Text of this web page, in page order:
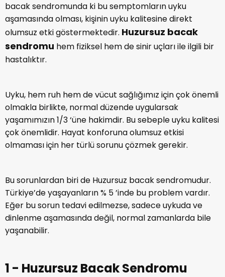
bacak sendromunda ki bu semptomların uyku
aşamasında olması, kişinin uyku kalitesine direkt
olumsuz etki göstermektedir. Huzursuz bacak
sendromu hem fiziksel hem de sinir uçları ile ilgili bir
hastalıktır.
Uyku, hem ruh hem de vücut sağlığımız için çok önemli
olmakla birlikte, normal düzende uygularsak
yaşamımızın 1/3 ‘üne hakimdir. Bu sebeple uyku kalitesi
çok önemlidir. Hayat konforuna olumsuz etkisi
olmaması için her türlü sorunu çözmek gerekir.
Bu sorunlardan biri de Huzursuz bacak sendromudur.
Türkiye’de yaşayanların % 5 ’inde bu problem vardır.
Eğer bu sorun tedavi edilmezse, sadece uykuda ve
dinlenme aşamasında değil, normal zamanlarda bile
yaşanabilir.
1 - Huzursuz Bacak Sendromu